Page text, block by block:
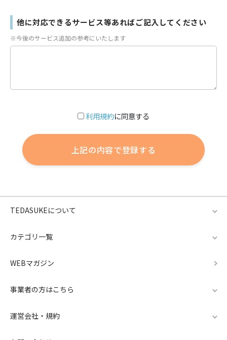
他に対応できるサービス等あればご記入してください
※今後のサービス追加の参考にいたします
利用規約に同意する
TEDASUKEについて
カテゴリ一覧
WEBマガジン
事業者の方はこちら
運営会社・規約